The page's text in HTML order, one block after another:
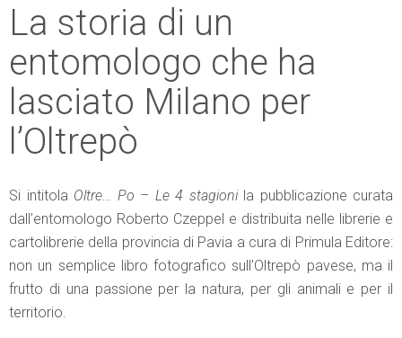
La storia di un
entomologo che ha
lasciato Milano per
l’Oltrepò
Si intitola Oltre… Po – Le 4 stagionila pubblicazione curata
dall’entomologo Roberto Czeppel e distribuita nelle librerie e
cartolibrerie della provincia di Pavia a cura di Primula Editore:
non un semplice libro fotografico sull’Oltrepò pavese, ma il
frutto di una passione per la natura, per gli animali e per il
territorio.